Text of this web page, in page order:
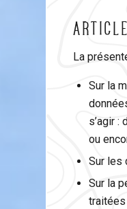
La
Sur la
s’agir
ou
Sur les
Sur la
traitées